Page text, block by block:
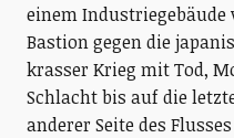
einem
Bastion gegen die
krasser Krieg mit Tod,
Schlacht bis auf die
anderer Seite des